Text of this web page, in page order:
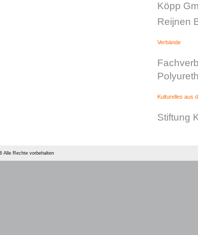
Köpp
Reijnen
Verbände
Kulturelles aus
Stiftung
Alle Rechte vorbehalten